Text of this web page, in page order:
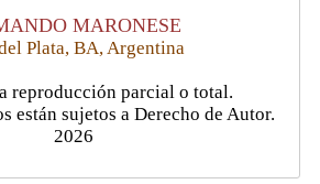
MARONESE
Plata, BA, Argentina
reproducción parcial o total.
están sujetos a Derecho de Autor.
2026